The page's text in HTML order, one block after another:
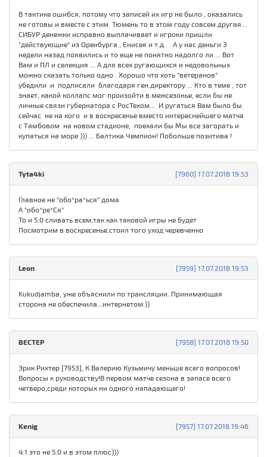
В тактике ошибся, потому что записей их игр не было , оказались
не готовы и вместе с этим Тюмень то в этом году совсем другая...
СИБУР денежки исправно выплачивает и игроки пришли
"действующие" из Оренбурга , Енисея и т.д. А у нас деньги 3
недели назад появились и то еще не понятно надолго ли ... Вот
Вам и ПЛ и селекция ... А для всех ругающихся и недовольных
можно сказать только одно . Хорошо что хоть "ветеранов"
убедили и подписали благодаря ген.директору ... Кто в теме , тот
знает, какой коллапс мог произойти в межсезонье, если бы не
личные связи губернатора с РосТехом... И ругаться Вам было бы
сейчас не на кого и в воскресенье вместо интереснейшего матча
с Тамбовом на новом стадионе, поехали бы Мы все загорать и
купаться на море ))) ... Балтика Чемпион! Побольше позитива !
[7960] 17.07.2018 19:53
Tyta4ki
Главное не "обо*ра*ься" дома
А "обо*ре*Ся"
То и 5:0 сливать всем,так как таковой игры не будет
Посмотрим в воскресенье,стоил того уход черевченко
[7959] 17.07.2018 19:53
Leon
Kukudjamba, уже объяснили по трансляции. Принимающая
сторона не обеспечила...интернетом:))
[7958] 17.07.2018 19:50
ВЕСТЕР
Эрик Рихтер [7953], К Валерию Кузьмичу меньше всего вопросов!
Вопросы к руководству!В первом матче сезона в запасе всего
четверо,среди которых ни одного нападающего!
[7957] 17.07.2018 19:46
Kenig
4:1 это не 5:0 и в этом плюс)))